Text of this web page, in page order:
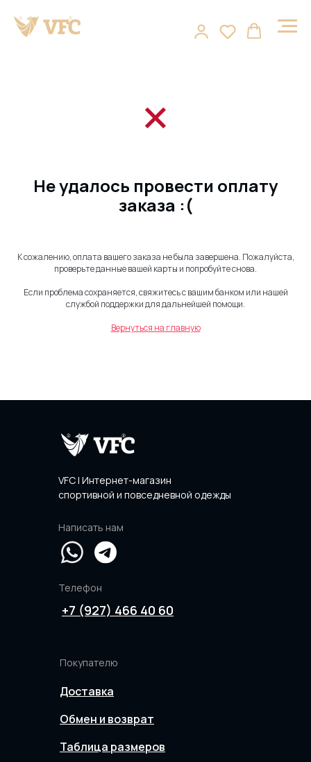
Не удалось провести оплату
заказа :(
К сожалению, оплата вашего заказа не была завершена. Пожалуйста,
проверьте данные вашей карты и попробуйте снова.
Если проблема сохраняется, свяжитесь с вашим банком или нашей
службой поддержки для дальнейшей помощи.
Вернуться на главную
Телефон
+7 (927) 466 40 60
Написать нам
VFC | Интернет-магазин
спортивной и повседневной одежды
Покупателю
Доставка
Обмен и возврат
Таблица размеров